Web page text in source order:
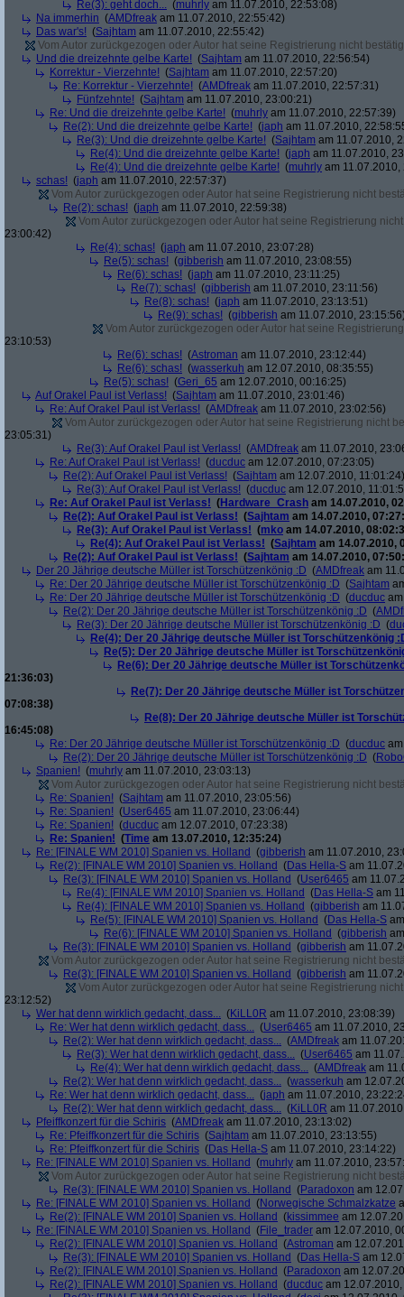
Re(3): geht doch... (muhrly am 11.07.2010, 22:53:08)
Na immerhin (AMDfreak am 11.07.2010, 22:55:42)
Das war's! (Sajhtam am 11.07.2010, 22:55:42)
Vom Autor zurückgezogen oder Autor hat seine Registrierung nicht
Und die dreizehnte gelbe Karte! (Sajhtam am 11.07.2010, 22:56:54)
Korrektur - Vierzehnte! (Sajhtam am 11.07.2010, 22:57:20)
Re: Korrektur - Vierzehnte! (AMDfreak am 11.07.2010, 22:57:31)
Fünfzehnte! (Sajhtam am 11.07.2010, 23:00:21)
Re: Und die dreizehnte gelbe Karte! (muhrly am 11.07.2010, 22:57:39)
Re(2): Und die dreizehnte gelbe Karte! (japh am 11.07.2010,
Re(3): Und die dreizehnte gelbe Karte! (Sajhtam am 11.07.2010,
Re(4): Und die dreizehnte gelbe Karte! (japh am 11.07.2010,
Re(4): Und die dreizehnte gelbe Karte! (muhrly am 11.07.2010,
schas! (japh am 11.07.2010, 22:57:37)
Vom Autor zurückgezogen oder Autor hat seine Registrierung nicht
Re(2): schas! (japh am 11.07.2010, 22:59:38)
Vom Autor zurückgezogen oder Autor hat seine Registrierung
23:00:42)
Re(4): schas! (japh am 11.07.2010, 23:07:28)
Re(5): schas! (gibberish am 11.07.2010, 23:08:55)
Re(6): schas! (japh am 11.07.2010, 23:11:25)
Re(7): schas! (gibberish am 11.07.2010, 23:11:56)
Re(8): schas! (japh am 11.07.2010, 23:13:51)
Re(9): schas! (gibberish am 11.07.2010,
Vom Autor zurückgezogen oder Autor hat seine
23:10:53)
Re(6): schas! (Astroman am 11.07.2010, 23:12:44)
Re(6): schas! (wasserkuh am 12.07.2010, 08:35:55)
Re(5): schas! (Geri_65 am 12.07.2010, 00:16:25)
Auf Orakel Paul ist Verlass! (Sajhtam am 11.07.2010, 23:01:46)
Re: Auf Orakel Paul ist Verlass! (AMDfreak am 11.07.2010, 23:02:56)
Vom Autor zurückgezogen oder Autor hat seine Registrierung nicht
23:05:31)
Re(3): Auf Orakel Paul ist Verlass! (AMDfreak am 11.07.2010,
Re: Auf Orakel Paul ist Verlass! (ducduc am 12.07.2010, 07:23:05)
Re(2): Auf Orakel Paul ist Verlass! (Sajhtam am 12.07.2010, 11:01:24)
Re(3): Auf Orakel Paul ist Verlass! (ducduc am 12.07.2010,
Re: Auf Orakel Paul ist Verlass! (Hardware_Crash am 14.07.2010,
Re(2): Auf Orakel Paul ist Verlass! (Sajhtam am 14.07.2010,
Re(3): Auf Orakel Paul ist Verlass! (mko am 14.07.2010,
Re(4): Auf Orakel Paul ist Verlass! (Sajhtam am 14.07.2010,
Re(2): Auf Orakel Paul ist Verlass! (Sajhtam am 14.07.2010,
Der 20 Jährige deutsche Müller ist Torschützenkönig :D (AMDfreak am
Re: Der 20 Jährige deutsche Müller ist Torschützenkönig :D (Sajhtam
Re: Der 20 Jährige deutsche Müller ist Torschützenkönig :D (ducduc
Re(2): Der 20 Jährige deutsche Müller ist Torschützenkönig :D (
Re(3): Der 20 Jährige deutsche Müller ist Torschützenkönig :D (
Re(4): Der 20 Jährige deutsche Müller ist Torschützenkönig
Re(5): Der 20 Jährige deutsche Müller ist
Re(6): Der 20 Jährige deutsche Müller ist
21:36:03)
Re(7): Der 20 Jährige deutsche Müller ist
07:08:38)
Re(8): Der 20 Jährige deutsche Müller ist
16:45:08)
Re: Der 20 Jährige deutsche Müller ist Torschützenkönig :D (ducduc
Re(2): Der 20 Jährige deutsche Müller ist Torschützenkönig :D (
Spanien! (muhrly am 11.07.2010, 23:03:13)
Vom Autor zurückgezogen oder Autor hat seine Registrierung nicht
Re: Spanien! (Sajhtam am 11.07.2010, 23:05:56)
Re: Spanien! (User6465 am 11.07.2010, 23:06:44)
Re: Spanien! (ducduc am 12.07.2010, 07:23:38)
Re: Spanien! (Time am 13.07.2010, 12:35:24)
Re: [FINALE WM 2010] Spanien vs. Holland (gibberish am 11.07.2010,
Re(2): [FINALE WM 2010] Spanien vs. Holland (Das Hella-S am
Re(3): [FINALE WM 2010] Spanien vs. Holland (User6465 am
Re(4): [FINALE WM 2010] Spanien vs. Holland (Das Hella-S am
Re(4): [FINALE WM 2010] Spanien vs. Holland (gibberish am
Re(5): [FINALE WM 2010] Spanien vs. Holland (Das Hella-S
Re(6): [FINALE WM 2010] Spanien vs. Holland (gibberish
Re(3): [FINALE WM 2010] Spanien vs. Holland (gibberish am
Vom Autor zurückgezogen oder Autor hat seine Registrierung nicht
Re(3): [FINALE WM 2010] Spanien vs. Holland (gibberish am
Vom Autor zurückgezogen oder Autor hat seine Registrierung
23:12:52)
Wer hat denn wirklich gedacht, dass... (KiLL0R am 11.07.2010, 23:08:39)
Re: Wer hat denn wirklich gedacht, dass... (User6465 am 11.07.2010,
Re(2): Wer hat denn wirklich gedacht, dass... (AMDfreak am
Re(3): Wer hat denn wirklich gedacht, dass... (User6465 am
Re(4): Wer hat denn wirklich gedacht, dass... (AMDfreak am
Re(2): Wer hat denn wirklich gedacht, dass... (wasserkuh am
Re: Wer hat denn wirklich gedacht, dass... (japh am 11.07.2010,
Re(2): Wer hat denn wirklich gedacht, dass... (KiLL0R am
Pfeiffkonzert für die Schiris (AMDfreak am 11.07.2010, 23:13:02)
Re: Pfeiffkonzert für die Schiris (Sajhtam am 11.07.2010, 23:13:55)
Re: Pfeiffkonzert für die Schiris (Das Hella-S am 11.07.2010, 23:14:22)
Re: [FINALE WM 2010] Spanien vs. Holland (muhrly am 11.07.2010,
Vom Autor zurückgezogen oder Autor hat seine Registrierung nicht
Re(3): [FINALE WM 2010] Spanien vs. Holland (Paradoxon am
Re: [FINALE WM 2010] Spanien vs. Holland (Norwegische Schmalzkatze
Re(2): [FINALE WM 2010] Spanien vs. Holland (kissimmee am
Re: [FINALE WM 2010] Spanien vs. Holland (File_trader am 12.07.2010,
Re(2): [FINALE WM 2010] Spanien vs. Holland (Astroman am
Re(3): [FINALE WM 2010] Spanien vs. Holland (Das Hella-S am
Re(2): [FINALE WM 2010] Spanien vs. Holland (Paradoxon am
Re(2): [FINALE WM 2010] Spanien vs. Holland (ducduc am